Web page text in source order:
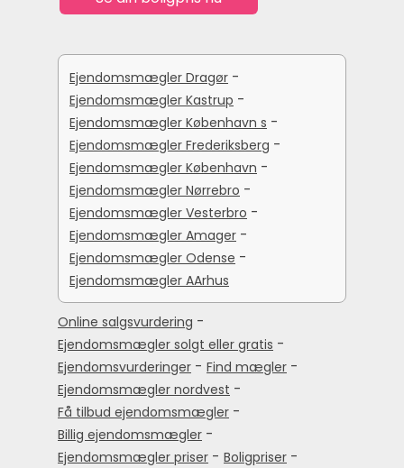
Ejendomsmægler Dragør -
Ejendomsmægler Kastrup -
Ejendomsmægler København s -
Ejendomsmægler Frederiksberg -
Ejendomsmægler København -
Ejendomsmægler Nørrebro -
Ejendomsmægler Vesterbro -
Ejendomsmægler Amager -
Ejendomsmægler Odense -
Ejendomsmægler AArhus
Online salgsvurdering -
Ejendomsmægler solgt eller gratis -
Ejendomsvurderinger - Find mægler -
Ejendomsmægler nordvest -
Få tilbud ejendomsmægler -
Billig ejendomsmægler -
Ejendomsmægler priser - Boligpriser -